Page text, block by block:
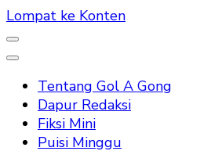
Lompat ke Konten
Tentang Gol A Gong
Dapur Redaksi
Fiksi Mini
Puisi Minggu